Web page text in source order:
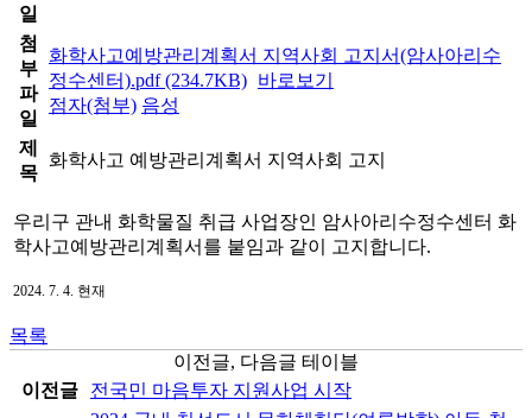
일
첨
부
파
일
화학사고예방관리계획서 지역사회 고지서(암사아리수
정수센터).pdf (234.7KB) 바로보기
점자(첨부) 음성
제
목
화학사고 예방관리계획서 지역사회 고지
우리구 관내 화학물질 취급 사업장인 암사아리수정수센터 화
학사고예방관리계획서를 붙임과 같이 고지합니다.
2024. 7. 4. 현재
목록
이전글, 다음글 테이블
이전글
전국민 마음투자 지원사업 시작